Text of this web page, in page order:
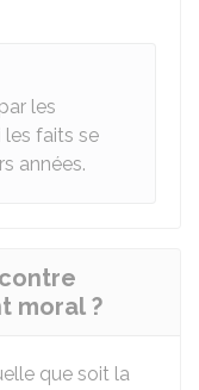
les
faits se
années.
moral ?
que soit la